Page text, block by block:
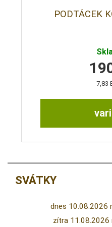
PODTÁCEK
7,83
SVÁTKY
dnes 10.08.2026
zítra 11.08.2026